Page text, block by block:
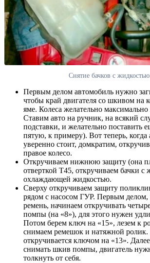
Снятие бачков с жидкостью
Первым делом автомобиль нужно
чтобы край двигателя со шкивом на
яме. Колеса желательно
Ставим авто на ручник, на всякий
подставки, и желательно поставить
пятую, к примеру). Вот теперь, когда
уверенно стоит, домкратим,
правое колесо.
Откручиваем нижнюю защиту (она
отверткой Т45, откручиваем бачки
охлаждающей жидкостью.
Сверху откручиваем защиту
рядом с насосом ГУР. Первым делом,
ремень, начинаем откручивать
помпы (на «8»), для этого нужен
Потом берем ключ на «15», лезем к
снимаем ремешок и натяжной
откручивается ключом на «13».
снимать шкив помпы, двигатель
толкнуть от себя.